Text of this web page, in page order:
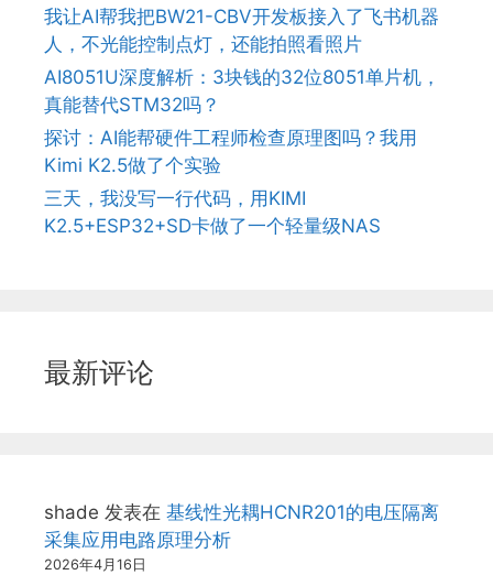
我让AI帮我把BW21-CBV开发板接入了飞书机器
人，不光能控制点灯，还能拍照看照片
AI8051U深度解析：3块钱的32位8051单片机，
真能替代STM32吗？
探讨：AI能帮硬件工程师检查原理图吗？我用
Kimi K2.5做了个实验
三天，我没写一行代码，用KIMI
K2.5+ESP32+SD卡做了一个轻量级NAS
最新评论
shade 发表在 基线性光耦HCNR201的电压隔离
采集应用电路原理分析
2026年4月16日